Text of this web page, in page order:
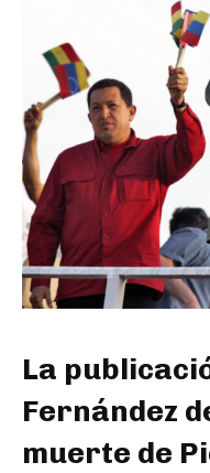
La
Fernández
muerte de